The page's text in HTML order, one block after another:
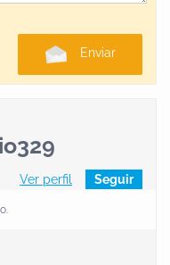
Enviar
Ver perfil Seguir